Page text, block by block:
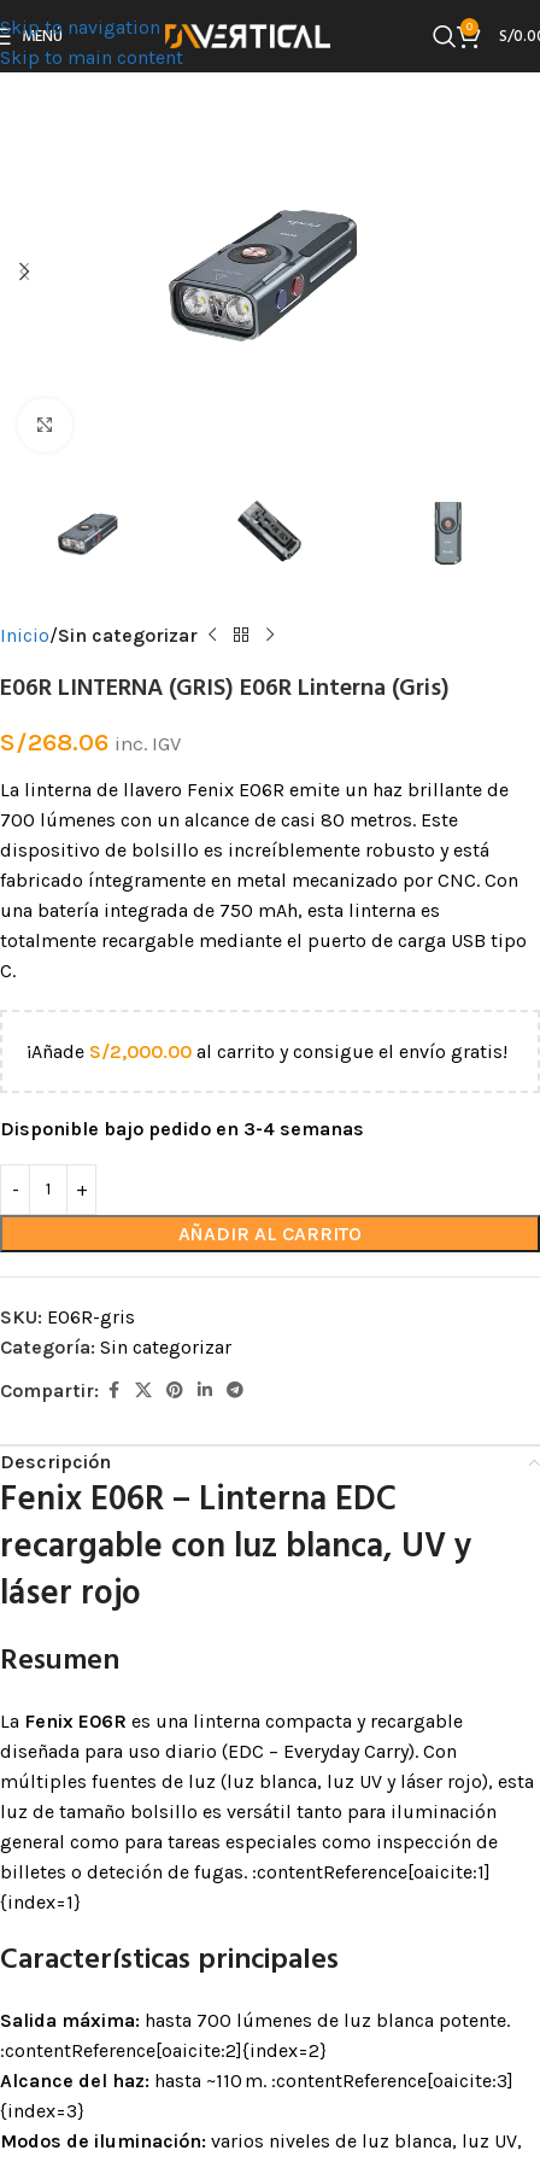
Skip to navigation
Skip to main content
MENÚ 0 S/
Inicio Sin categorizar
E06R LINTERNA (GRIS) E06R Linterna (Gris)
S/268.06 inc. IGV
La linterna de llavero Fenix ​​E06R emite un haz brillante de
700 lúmenes con un alcance de casi 80 metros. Este
dispositivo de bolsillo es increíblemente robusto y está
fabricado íntegramente en metal mecanizado por CNC. Con
una batería integrada de 750 mAh, esta linterna es
totalmente recargable mediante el puerto de carga USB tipo
C.
¡Añade S/2,000.00 al carrito y consigue el envío gratis!
Disponible bajo pedido en 3-4 semanas
AÑADIR AL CARRITO
SKU: E06R-gris
Categoría: Sin categorizar
Compartir:
Descripción
Fenix E06R – Linterna EDC
recargable con luz blanca, UV y
láser rojo
Resumen
La Fenix E06R es una linterna compacta y recargable
diseñada para uso diario (EDC – Everyday Carry). Con
múltiples fuentes de luz (luz blanca, luz UV y láser rojo), esta
luz de tamaño bolsillo es versátil tanto para iluminación
general como para tareas especiales como inspección de
billetes o deteción de fugas. :contentReference[oaicite:1]
{index=1}
Características principales
Salida máxima: hasta 700 lúmenes de luz blanca potente.
:contentReference[oaicite:2]{index=2}
Alcance del haz: hasta ~110 m. :contentReference[oaicite:3]
{index=3}
Modos de iluminación: varios niveles de luz blanca, luz UV,